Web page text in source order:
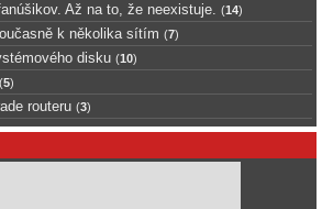
Až na to, že neexistuje. (14)
k několika sítím (7)
disku (10)
(5)
routeru (3)